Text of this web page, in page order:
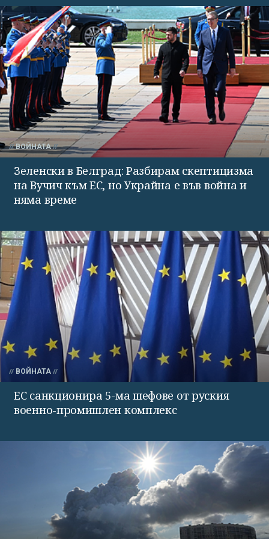
ВОЙНАТА
Зеленски в Белград: Разбирам скептицизма
на Вучич към ЕС, но Украйна е във война и
няма време
ВОЙНАТА
ЕС санкционира 5-ма шефове от руския
военно-промишлен комплекс